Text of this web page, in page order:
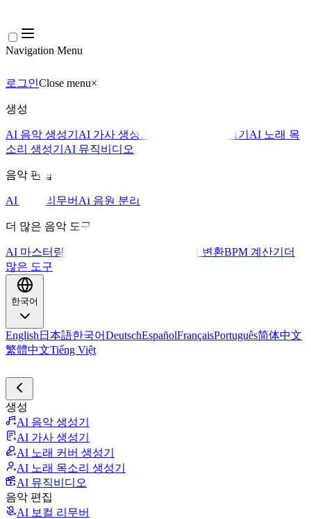
Navigation Menu
로그인Close menu×
생성
AI 음악 생성기 AI 가사 생성기 AI 노래 커버 생성기 AI 노래 목
소리 생성기 AI 뮤직비디오
음악 편집
AI 보컬 리무버 AI 음원 분리
더 많은 음악 도구
AI 마스터링 AI 악보 미디 변환BPM 계산기 더
많은 도구
한국어
English 日本語한국어DeutschEspañolFrançaisPortuguês简体中文
繁體中文Tiếng Việt
생성
AI 음악 생성기
AI 가사 생성기
AI 노래 커버 생성기
AI 노래 목소리 생성기
AI 뮤직비디오
음악 편집
AI 보컬 리무버